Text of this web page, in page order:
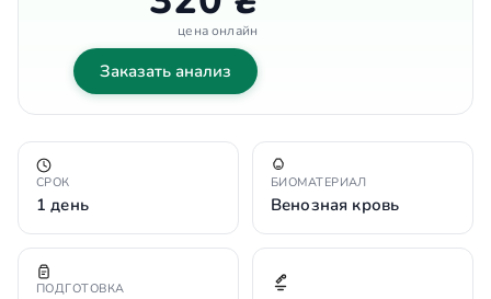
цена онлайн
Заказать анализ
СРОК
1 день
БИОМАТЕРИАЛ
Венозная кровь
ПОДГОТОВКА